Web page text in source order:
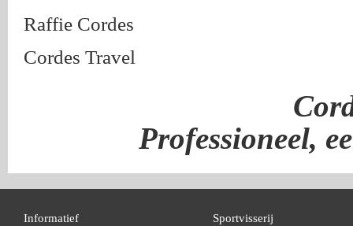
Raffie Cordes
Cordes Travel
Professioneel,
Informatief Sportvisserij